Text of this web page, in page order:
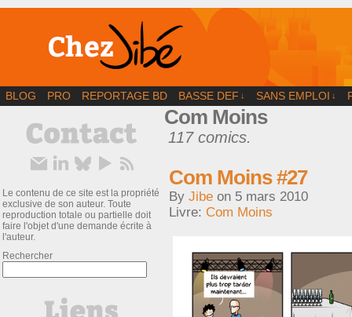
BD | Illustration | Blog
BLOG PRO REPORTAGE BD BASSE DEF ↓ SANS EMPLOI ↓
Le contenu de ce site est la propriété
exclusive de son auteur. Toute
reproduction totale ou partielle doit
faire l'objet d'une demande écrite à
l'auteur.
Rechercher
Com Moins
117 comics.
Com Moins #27
By Jibe on 5 mars 2010
Livre: Com Moins